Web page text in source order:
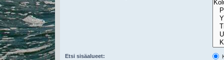
Etsi sisäalueet: